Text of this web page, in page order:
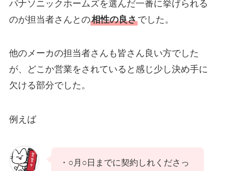
パナソニックホームズを選んだ一番に挙げられる
のが担当者さんとの相性の良さでした。
他のメーカの担当者さんも皆さん良い方でした
が、どこか営業をされていると感じ少し決め手に
欠ける部分でした。
例えば
・○月○日までに契約しれくださっ